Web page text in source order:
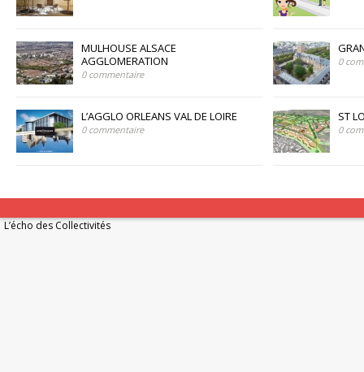
MULHOUSE ALSACE
AGGLOMERATION
0 commentaire
L’AGGLO ORLEANS VAL DE LOIRE
0 commentaire
0
ST
0
L’écho des Collectivités